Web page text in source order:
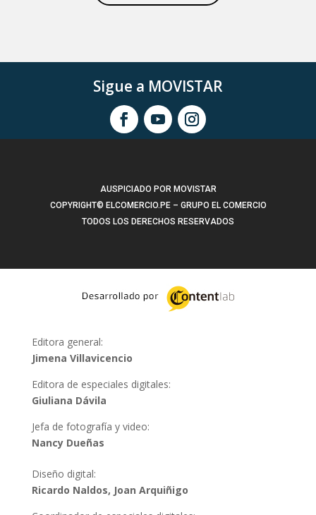
Sigue a MOVISTAR
AUSPICIADO POR MOVISTAR
COPYRIGHT© ELCOMERCIO.PE – GRUPO EL COMERCIO
TODOS LOS DERECHOS RESERVADOS
Editora general:
Jimena Villavicencio
Editora de especiales digitales:
Giuliana Dávila
Jefa de fotografía y video:
Nancy Dueñas
Diseño digital:
Ricardo Naldos, Joan Arquiñigo